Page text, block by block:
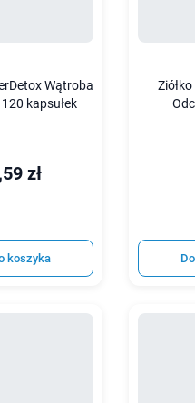
Wątroba
kapsułek
zł
koszyka